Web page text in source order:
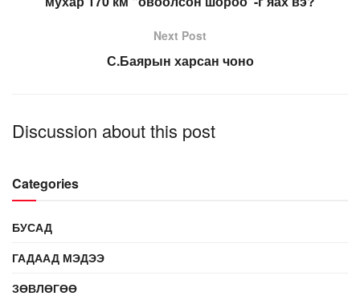
Next Post
С.Баярын харсан чоно
Discussion about this post
Categories
БУСАД
ГАДААД МЭДЭЭ
ЗӨВЛӨГӨӨ